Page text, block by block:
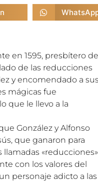
en 1595, presbítero de
de las reducciones
y encomendado a sus
mágicas fue
que le llevo a la
González y Alfonso
que ganaron para
con los valores del
personaje adicto a las